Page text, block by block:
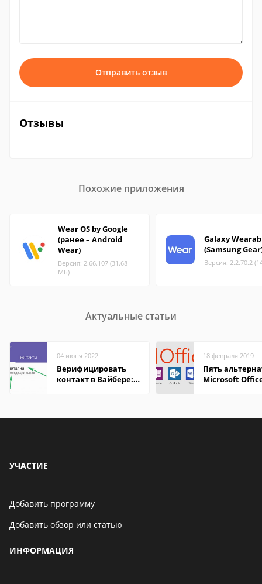
Отправить отзыв
Отзывы
Похожие приложения
Wear OS by Google
(ранее – Android
Wear)
Версия: 2.66.107 (31.68
МБ)
Galaxy
(Samsung
Версия: 2.2.70.2
Актуальные статьи
04 июня 2022
Верифицировать
контакт в Вайбере:
18 февраля 2019
Пять
Microsoft
УЧАСТИЕ
Добавить программу
Добавить обзор или статью
ИНФОРМАЦИЯ